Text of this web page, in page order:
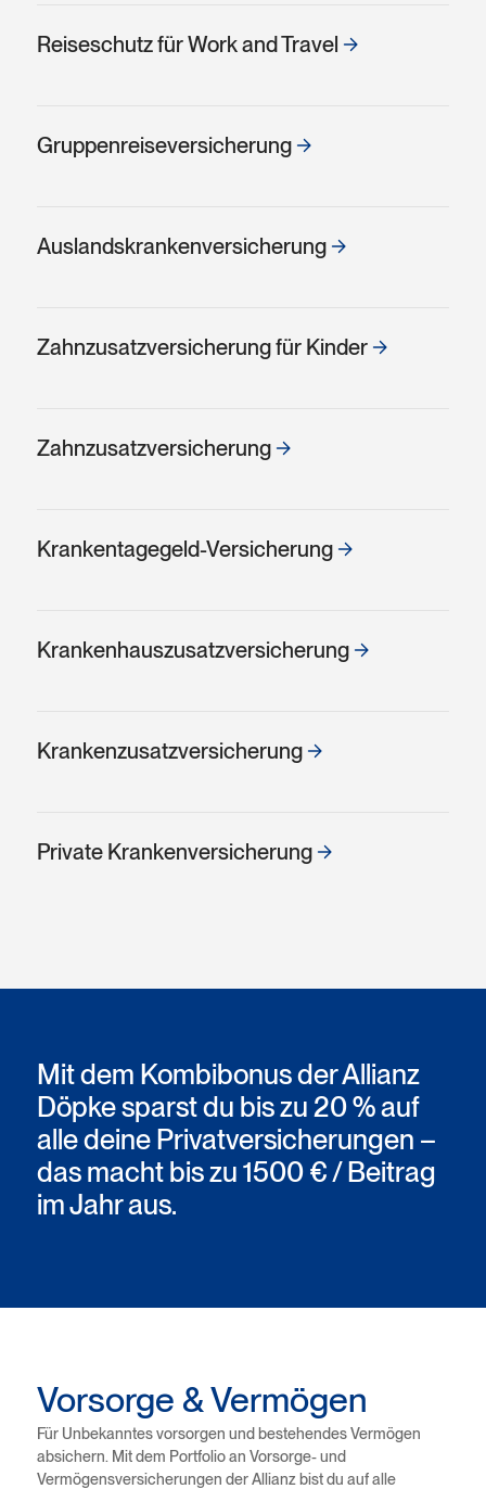
Reise­schutz für Work and Travel
Gruppen­reise­versicherung
Auslands­kranken­versicherung
Zahn­zusatz­versicherung für Kinder
Zahnzusatz­versicherung
Kranken­tagegeld-Versicherung
Kranken­haus­zusatz­versicherung
Kranken­zusatz­versicherung
Private Kranken­versicherung
Mit dem Kombibonus der Allianz
Döpke sparst du bis zu 20 % auf
alle deine Privatversicherungen –
das macht bis zu 1500 € / Beitrag
im Jahr aus.
Vorsorge & Vermögen
Für Unbekanntes vorsorgen und bestehendes Vermögen
absichern. Mit dem Portfolio an Vorsorge- und
Vermögensversicherungen der Allianz bist du auf alle